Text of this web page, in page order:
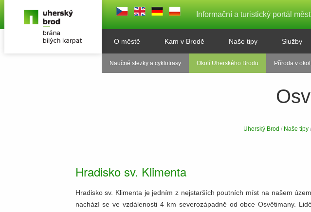
Informační a turistický portál
O městě Kam v Brodě Naše tipy
Naučné stezky a cyklotrasy Okolí Uherského Brodu Příroda v
Služby
Uherský Brod / Naše tipy
Hradisko sv. Klimenta
Hradisko sv. Klimenta je jedním z nejstarších poutních míst na našem
nachází se ve vzdálenosti 4 km severozápadně od obce Osvětimany.